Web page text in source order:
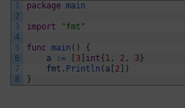
1
2
3
4
5
6
7
8
package main
import "fmt"
func main ( )
{
a
:= 3 int{ 1 , 2 , 3 }
fmt . Println ( a 2
)
}